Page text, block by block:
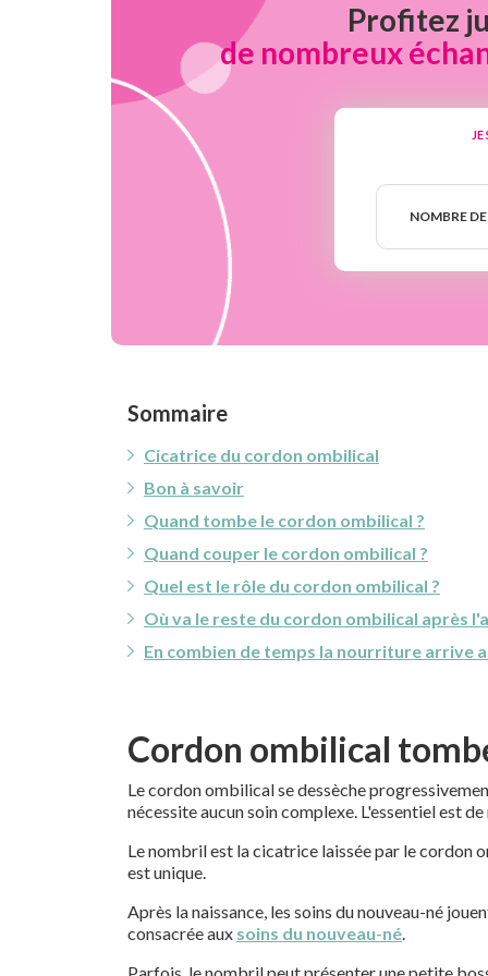
Profitez
de nombreux
JE
Nombre
semaines
NOMBRE
Sommaire
Cicatrice du cordon ombilical
Bon à savoir
Quand tombe le cordon ombilical ?
Quand couper le cordon ombilical ?
Quel est le rôle du cordon ombilical ?
Où va le reste du cordon ombilical après
En combien de temps la nourriture arrive
Cordon ombilical
Le cordon ombilical se dessèche
nécessite aucun soin complexe. L'essentiel est
Le nombril est la cicatrice laissée par le cordon
est unique.
Après la naissance, les soins du nouveau-né
consacrée aux soins du nouveau-né.